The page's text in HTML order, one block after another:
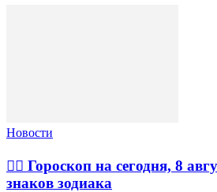
Новости
🧙‍♀ Гороскоп на сегодня, 8
знаков зодиака